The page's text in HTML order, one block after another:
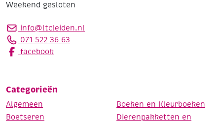
Weekend gesloten
info@ltcleiden.nl
071 522 36 63
facebook
Categorieën
Algemeen
Boeken en Kleurboeken
Boetseren
Dierenpakketten en